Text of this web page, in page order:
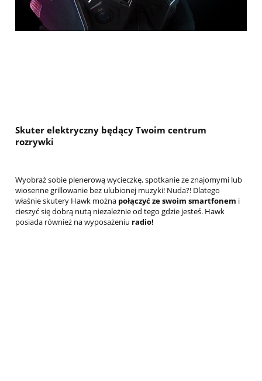
Skuter elektryczny będący Twoim centrum
rozrywki
Wyobraź sobie plenerową wycieczkę, spotkanie ze znajomymi lub
wiosenne grillowanie bez ulubionej muzyki! Nuda?! Dlatego
właśnie skutery Hawk można połączyć ze swoim smartfonem i
cieszyć się dobrą nutą niezależnie od tego gdzie jesteś. Hawk
posiada również na wyposażeniu radio!